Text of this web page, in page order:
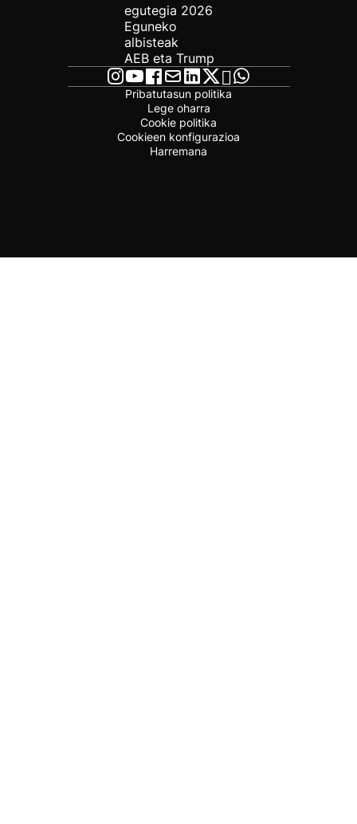
egutegia 2026
Eguneko
albisteak
AEB eta Trump
Pribatutasun politika
Lege oharra
Cookie politika
Cookieen konfigurazioa
Harremana